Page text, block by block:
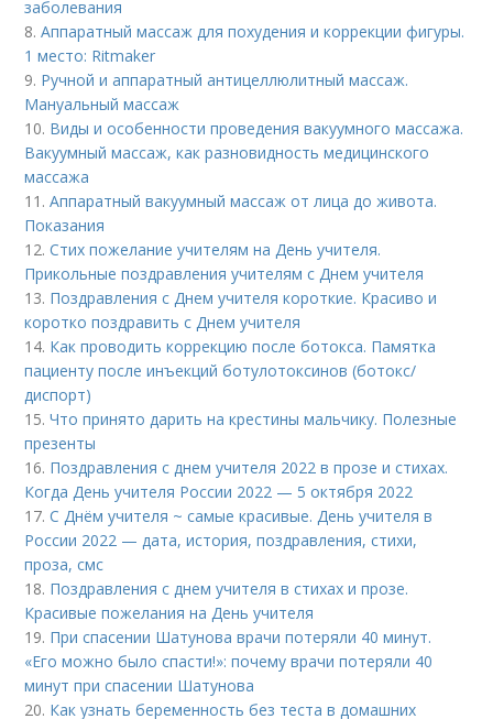
заболевания
8.Аппаратный массаж для похудения и коррекции фигуры.
1 место: Ritmaker
9. Ручной и аппаратный антицеллюлитный массаж.
Мануальный массаж
10. Виды и особенности проведения вакуумного массажа.
Вакуумный массаж, как разновидность медицинского
массажа
11.Аппаратный вакуумный массаж от лица до живота.
Показания
12.Стих пожелание учителям на День учителя.
Прикольные поздравления учителям с Днем учителя
13. Поздравления с Днем учителя короткие. Красиво и
коротко поздравить с Днем учителя
14. Как проводить коррекцию после ботокса. Памятка
пациенту после инъекций ботулотоксинов (ботокс/
диспорт)
15.Что принято дарить на крестины мальчику. Полезные
презенты
16. Поздравления с днем учителя 2022 в прозе и стихах.
Когда День учителя России 2022 — 5 октября 2022
17.С Днём учителя ~ самые красивые. День учителя в
России 2022 — дата, история, поздравления, стихи,
проза, смс
18. Поздравления с днем учителя в стихах и прозе.
Красивые пожелания на День учителя
19. При спасении Шатунова врачи потеряли 40 минут.
«Его можно было спасти!»: почему врачи потеряли 40
минут при спасении Шатунова
20. Как узнать беременность без теста в домашних